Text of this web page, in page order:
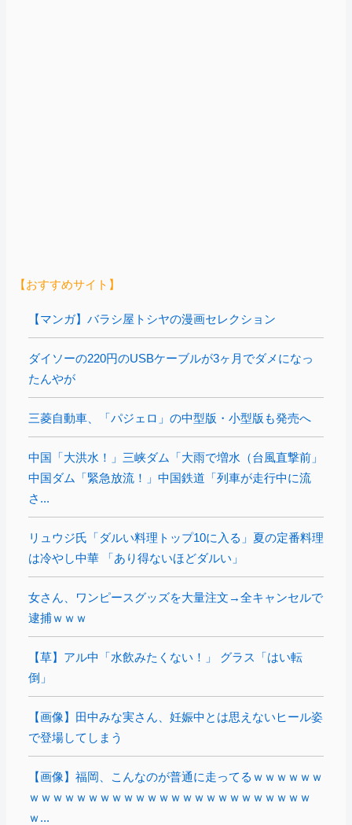
【おすすめサイト】
【マンガ】バラシ屋トシヤの漫画セレクション
ダイソーの220円のUSBケーブルが3ヶ月でダメになっ
たんやが
三菱自動車、「パジェロ」の中型版・小型版も発売へ
中国「大洪水！」三峡ダム「大雨で増水（台風直撃前」
中国ダム「緊急放流！」中国鉄道「列車が走行中に流
さ...
リュウジ氏「ダルい料理トップ10に入る」夏の定番料理
は冷やし中華 「あり得ないほどダルい」
女さん、ワンピースグッズを大量注文→全キャンセルで
逮捕ｗｗｗ
【草】アル中「水飲みたくない！」 グラス「はい転
倒」
【画像】田中みな実さん、妊娠中とは思えないヒール姿
で登場してしまう
【画像】福岡、こんなのが普通に走ってるｗｗｗｗｗｗ
ｗｗｗｗｗｗｗｗｗｗｗｗｗｗｗｗｗｗｗｗｗｗｗｗ
ｗ...